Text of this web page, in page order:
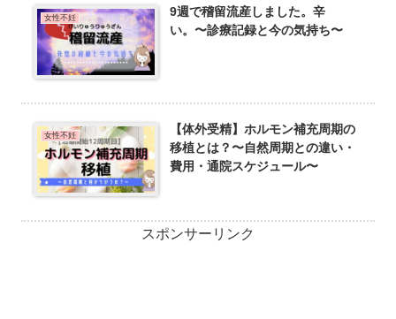
女性不妊
9週で稽留流産しました。辛
い。〜診療記録と今の気持ち〜
女性不妊
【体外受精】ホルモン補充周期の
移植とは？〜自然周期との違い・
費用・通院スケジュール〜
スポンサーリンク